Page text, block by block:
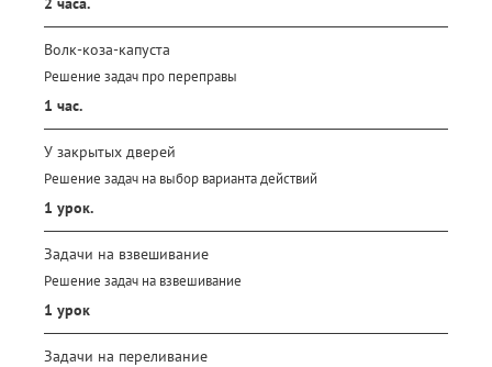
Волк-коза-капуста
Решение задач про переправы
1 час.
У закрытых дверей
Решение задач на выбор варианта действий
1 урок.
Задачи на взвешивание
Решение задач на взвешивание
1 урок
Задачи на переливание